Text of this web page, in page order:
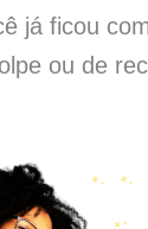
já ficou
ou de